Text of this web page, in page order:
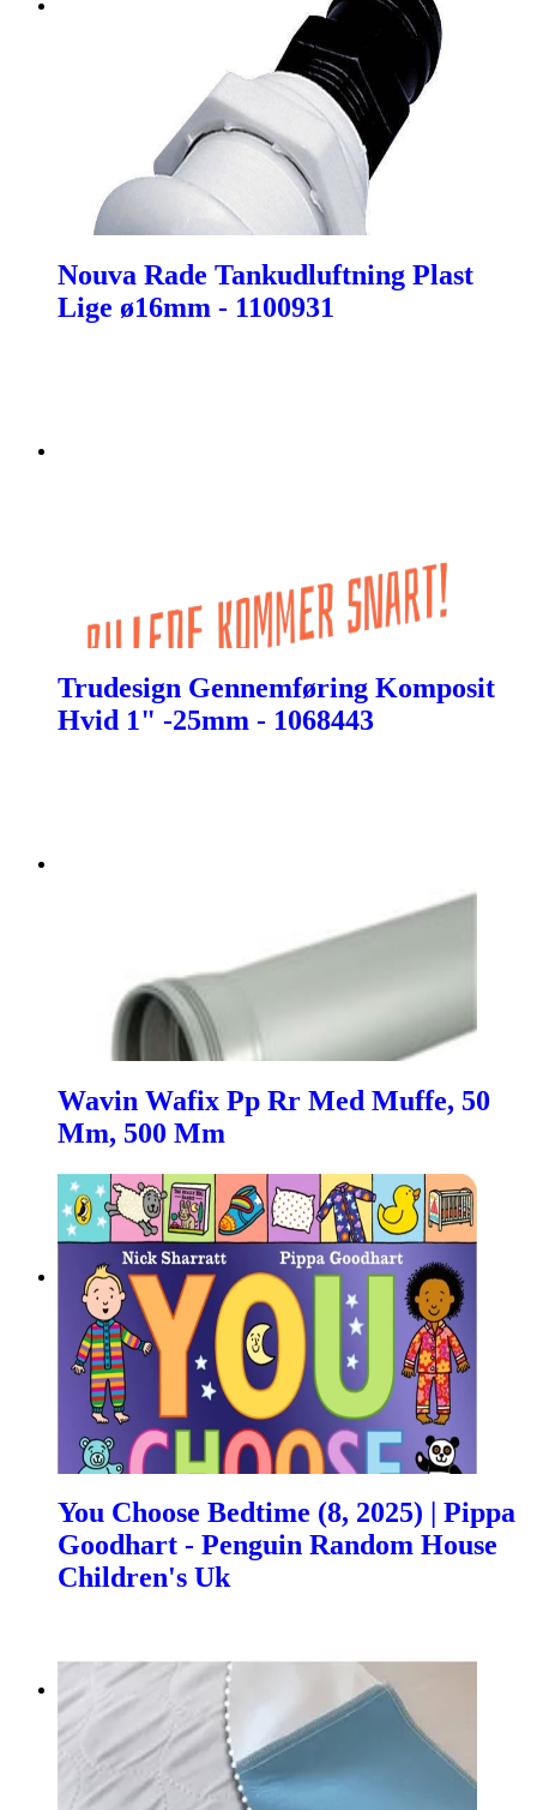
Nouva Rade Tankudluftning Plast
Lige ø16mm - 1100931
Trudesign Gennemføring Komposit
Hvid 1" -25mm - 1068443
Wavin Wafix Pp Rr Med Muffe, 50
Mm, 500 Mm
You Choose Bedtime (8, 2025) | Pippa
Goodhart - Penguin Random House
Children's Uk